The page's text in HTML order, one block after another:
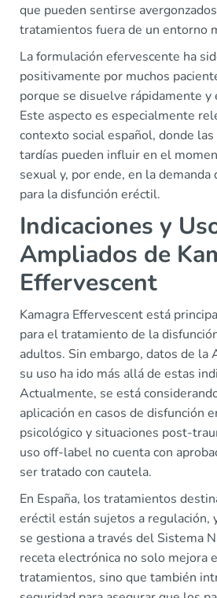
que pueden sentirse
tratamientos fuera de un entorno
La formulación efervescente ha
positivamente por muchos
porque se disuelve rápidamente y
Este aspecto es especialmente
contexto social español, donde las
tardías pueden influir en el
sexual y, por ende, en la
para la disfunción eréctil.
Indicaciones y
Ampliados de
Effervescent
Kamagra Effervescent está
para el tratamiento de la
adultos. Sin embargo, datos de la
su uso ha ido más allá de estas
Actualmente, se está
aplicación en casos de disfunción
psicológico y situaciones post-
uso off-label no cuenta con
ser tratado con cautela.
En España, los tratamientos
eréctil están sujetos a regulación,
se gestiona a través del Sistema
receta electrónica no solo mejora
tratamientos, sino que también